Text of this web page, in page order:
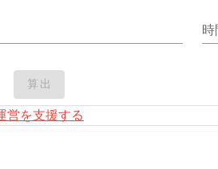
算出
営を支援する